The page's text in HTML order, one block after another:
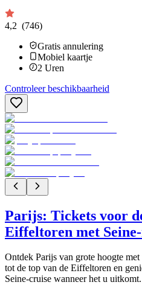
4,2 (746)
Gratis annulering
Mobiel kaartje
2 Uren
Controleer beschikbaarheid
Parijs: Tickets voor
Eiffeltoren met
Ontdek Parijs van grote hoogte
tot de top van de Eiffeltoren en
Seine-cruise wanneer het u uitkomt.